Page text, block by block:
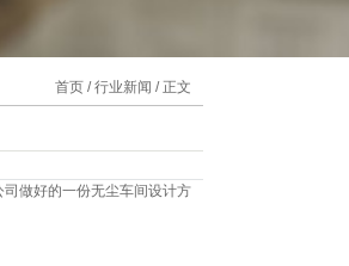
首页 /行业新闻 / 正文
做好的一份无尘车间设计方